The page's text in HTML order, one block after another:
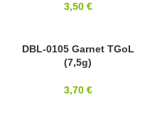
3,50 €
DBL-0105 Garnet TGoL
(7,5g)
3,70 €